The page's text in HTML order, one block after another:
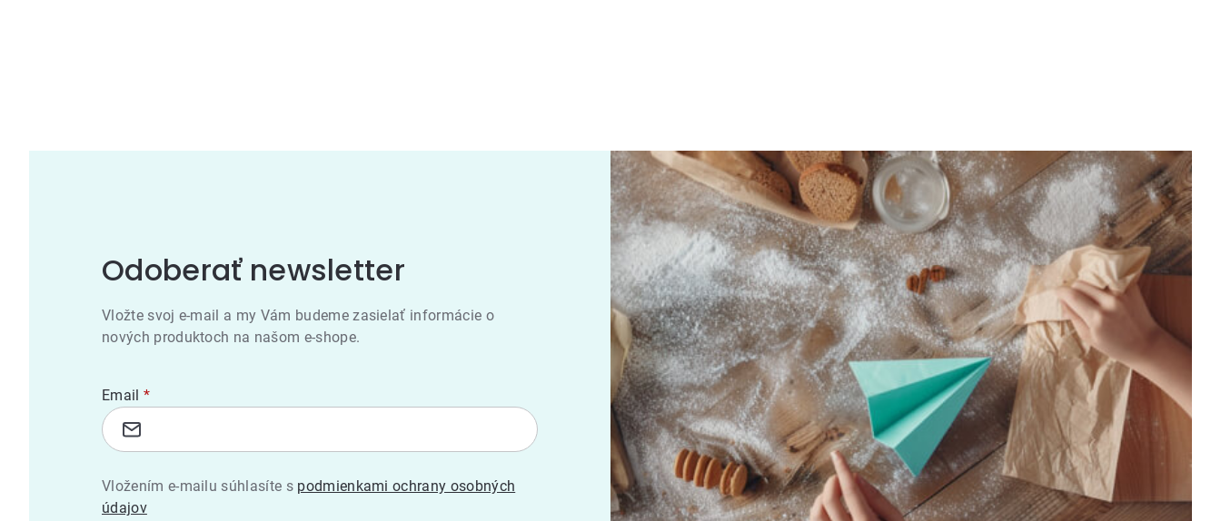
Odoberať newsletter
Vložte svoj e-mail a my Vám budeme zasielať informácie o
nových produktoch na našom e-shope.
Email
Vložením e-mailu súhlasíte s podmienkami ochrany osobných
údajov